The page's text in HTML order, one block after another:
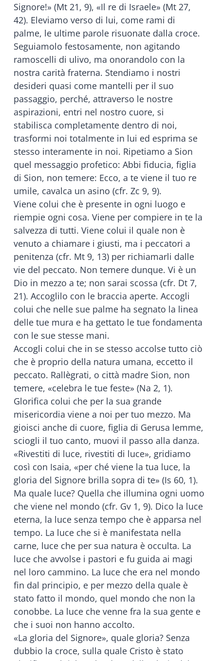
Signore!» (Mt 21, 9), «Il re di Israele» (Mt 27,
42). Eleviamo verso di lui, come rami di
palme, le ultime parole risuonate dalla croce.
Seguiamolo festosamente, non agitando
ramoscelli di ulivo, ma onorandolo con la
nostra carità fraterna. Stendiamo i nostri
desideri quasi come mantelli per il suo
passaggio, perché, attraverso le nostre
aspirazioni, entri nel nostro cuore, si
stabilisca completamente dentro di noi,
trasformi noi totalmente in lui ed esprima se
stesso interamente in noi. Ripetiamo a Sion
quel messaggio profetico: Abbi fiducia, figlia
di Sion, non temere: Ecco, a te viene il tuo re
umile, cavalca un asino (cfr. Zc 9, 9).
Viene colui che è presente in ogni luogo e
riempie ogni cosa. Viene per compiere in te la
salvezza di tutti. Viene colui il quale non è
venuto a chiamare i giusti, ma i peccatori a
penitenza (cfr. Mt 9, 13) per richiamarli dalle
vie del peccato. Non temere dunque. Vi è un
Dio in mezzo a te; non sarai scossa (cfr. Dt 7,
21). Accoglilo con le braccia aperte. Accogli
colui che nelle sue palme ha segnato la linea
delle tue mura e ha gettato le tue fondamenta
con le sue stesse mani.
Accogli colui che in se stesso accolse tutto ciò
che è proprio della natura umana, eccetto il
peccato. Rallègrati, o città madre Sion, non
temere, «celebra le tue feste» (Na 2, 1).
Glorifica colui che per la sua grande
misericordia viene a noi per tuo mezzo. Ma
gioisci anche di cuore, figlia di Gerusa lemme,
sciogli il tuo canto, muovi il passo alla danza.
«Rivestiti di luce, rivestiti di luce», gridiamo
così con Isaia, «per ché viene la tua luce, la
gloria del Signore brilla sopra di te» (Is 60, 1).
Ma quale luce? Quella che illumina ogni uomo
che viene nel mondo (cfr. Gv 1, 9). Dico la luce
eterna, la luce senza tempo che è apparsa nel
tempo. La luce che si è manifestata nella
carne, luce che per sua natura è occulta. La
luce che avvolse i pastori e fu guida ai magi
nel loro cammino. La luce che era nel mondo
fin dal principio, e per mezzo della quale è
stato fatto il mondo, quel mondo che non la
conobbe. La luce che venne fra la sua gente e
che i suoi non hanno accolto.
«La gloria del Signore», quale gloria? Senza
dubbio la croce, sulla quale Cristo è stato